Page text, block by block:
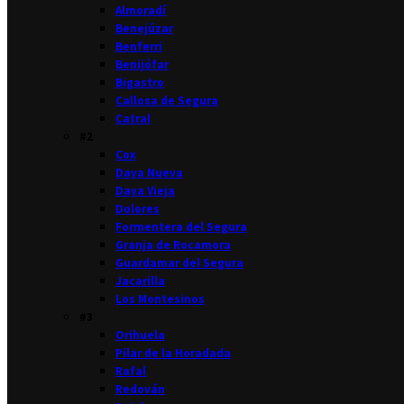
Almoradí
Benejúzar
Benferri
Benijófar
Bigastro
Callosa de Segura
Catral
Cox
Daya Nueva
Daya Vieja
Dolores
Formentera del Segura
Granja de Rocamora
Guardamar del Segura
Jacarilla
Los Montesinos
Orihuela
Pilar de la Horadada
Rafal
Redován